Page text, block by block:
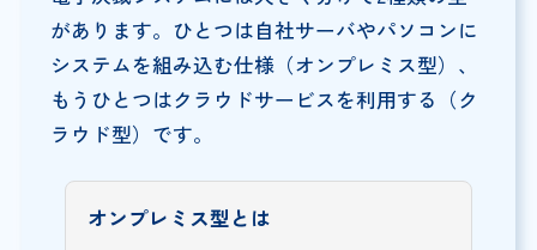
があります。ひとつは自社サーバやパソコンに
システムを組み込む仕様（オンプレミス型）、
もうひとつはクラウドサービスを利用する（ク
ラウド型）です。
オンプレミス型とは